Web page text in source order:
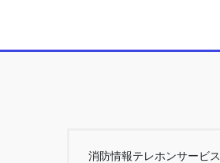
消防情報テレホンサービス